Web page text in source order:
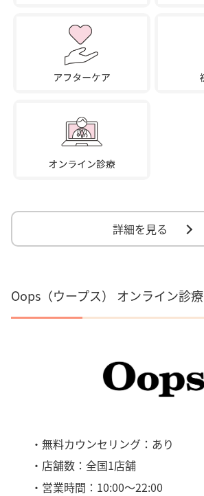
詳細を見る
Oops（ウープス） オンライン診療
・無料カウンセリング：あり
・店舗数：全国1店舗
・営業時間：10:00～22:00